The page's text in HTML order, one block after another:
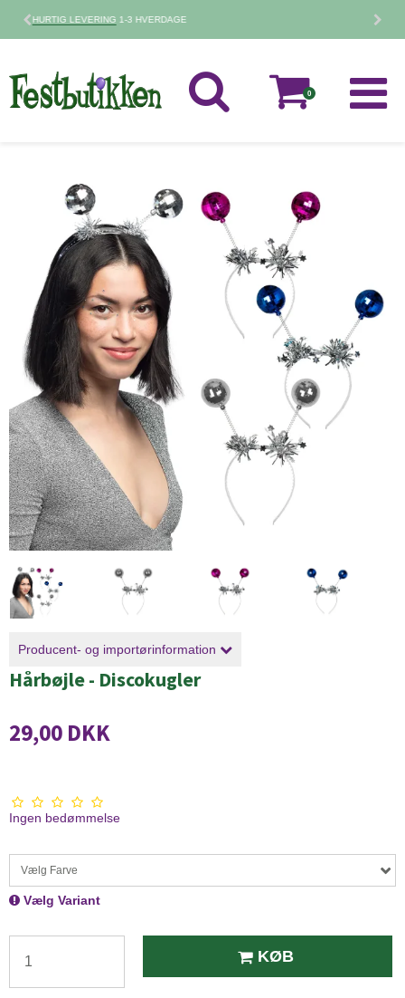
30 DAGES
0
Producent- og importørinformation
Hårbøjle - Discokugler
29,00 DKK
Ingen bedømmelse
Vælg Farve
Vælg Variant
KØB